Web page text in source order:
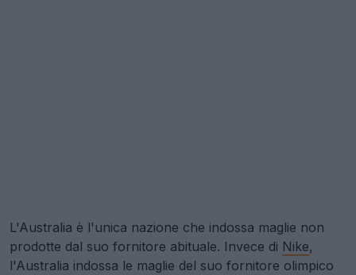
L'Australia è l'unica nazione che indossa maglie non
prodotte dal suo fornitore abituale. Invece di Nike,
l'Australia indossa le maglie del suo fornitore olimpico